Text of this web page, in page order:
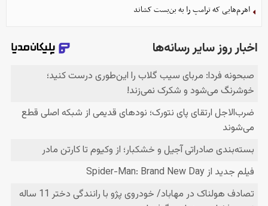
اهرم‌هایی که ترامپ را به بن‌بست کشاند